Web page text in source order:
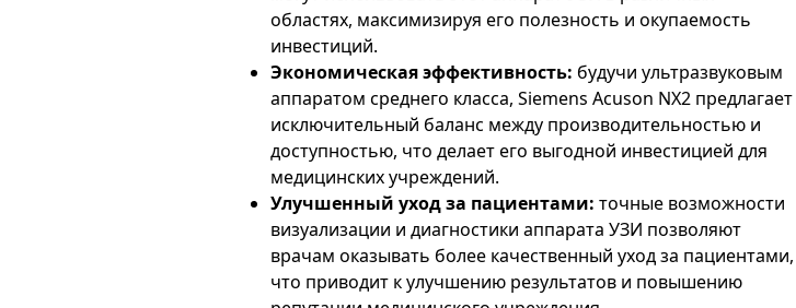
областях, максимизируя его полезность и окупаемость
инвестиций.
Экономическая эффективность: будучи ультразвуковым
аппаратом среднего класса, Siemens Acuson NX2 предлагает
исключительный баланс между производительностью и
доступностью, что делает его выгодной инвестицией для
медицинских учреждений.
Улучшенный уход за пациентами: точные возможности
визуализации и диагностики аппарата УЗИ позволяют
врачам оказывать более качественный уход за пациентами,
что приводит к улучшению результатов и повышению